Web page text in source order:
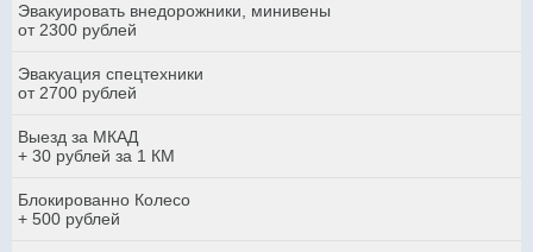
Эвакуировать внедорожники, минивены
от 2300 рублей
Эвакуация спецтехники
от 2700 рублей
Выезд за МКАД
+ 30 рублей за 1 КМ
Блокированно Колесо
+ 500 рублей